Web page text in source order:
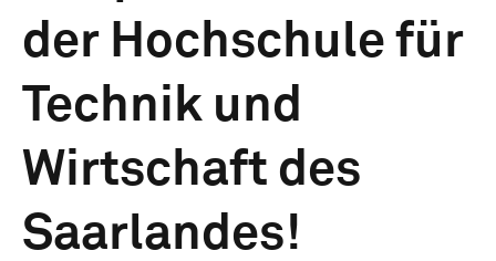
der Hochschule für
Technik und
Wirtschaft des
Saarlandes!